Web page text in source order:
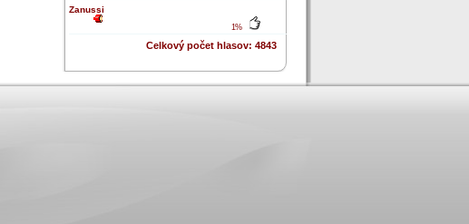
Zanussi
1%
Celkový počet hlasov: 4843